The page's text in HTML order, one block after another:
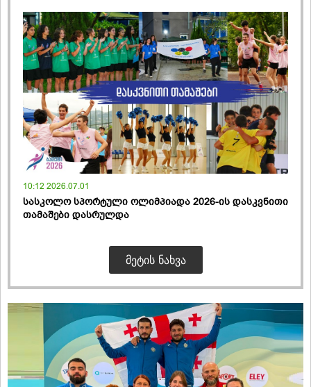
10:12 2026.07.01
სასკოლო სპორტული ოლიმპიადა 2026-ის დასკვნითი
თამაშები დასრულდა
ᲛᲔᲢᲘᲡ ᲜᲐᲮᲕᲐ